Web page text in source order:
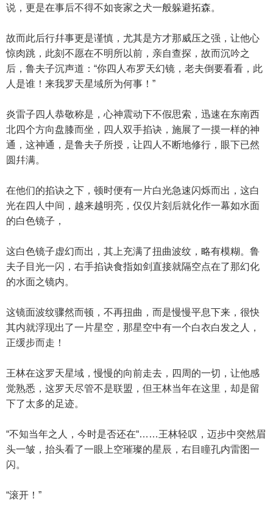
说，更是在事后不得不如丧家之犬一般躲避拓森。
故而此后行幷事更是谨慎，尤其是方才那威压之强，让他心
惊肉跳，此刻不愿在不明所以前，亲自查探，故而沉吟之
后，鲁夫子沉声道：“你四人布罗天幻镜，老夫倒要看看，此
人是谁！来我罗天星域所为何事！”
炎雷子四人恭敬称是，心神震动下不假思索，迅速在东南西
北四个方向盘膝而坐，四人双手掐诀，施展了一摸一样的神
通，这神通，是鲁夫子所授，让四人不断地修行，眼下已然
圆幷满。
在他们的掐诀之下，顿时便有一片白光急速闪烁而出，这白
光在四人中间，越来越明亮，仅仅片刻后就化作一幕如水面
的白色镜子，
这白色镜子虚幻而出，其上充满了扭曲波纹，略有模糊。鲁
夫子目光一闪，右手掐诀食指如剑直接就隔空点在了那幻化
的水面之镜内。
这镜面波纹骤然而顿，不再扭曲，而是慢慢平息下来，很快
其内就浮现出了一片星空，那星空中有一个白衣白发之人，
正缓步而走！
王林在这罗天星域，慢慢的向前走去，四周的一切，让他感
觉熟悉，这罗天尽管不是联盟，但王林当年在这里，却是留
下了太多的足迹。
“不知当年之人，今时是否还在“……王林轻叹，迈步中突然眉
头一皱，抬头看了一眼上空璀璨的星辰，右目瞳孔内雷图一
闪。
“滚开！”